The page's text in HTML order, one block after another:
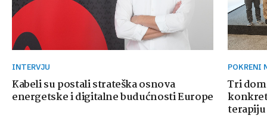
INTERVJU
Kabeli su postali strateška osnova
energetske i digitalne budućnosti Europe
POKRENI
Tri